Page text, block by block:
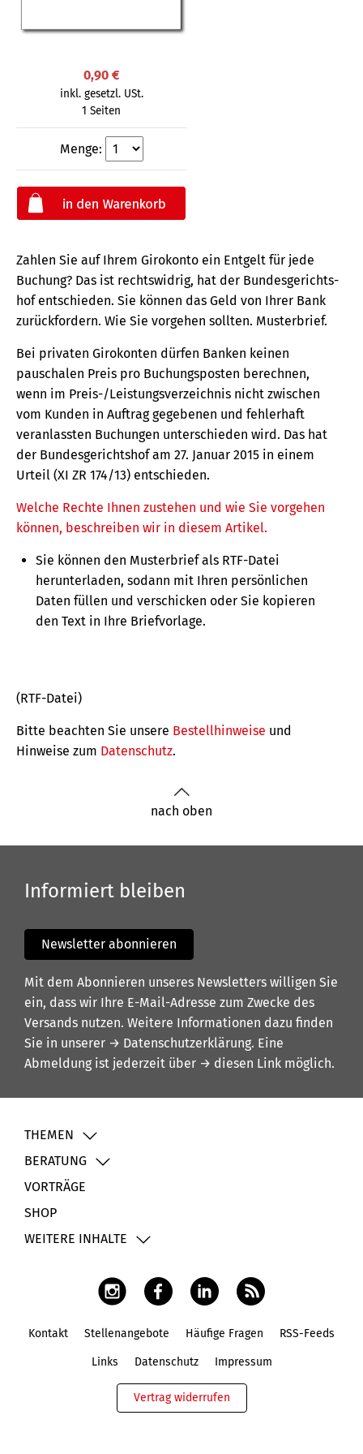
0,90 €
inkl. gesetzl. USt.
1 Seiten
Menge:
Zahlen Sie auf Ihrem Girokonto ein Entgelt für jede
Buchung? Das ist rechts­widrig, hat der Bundes­gerichts­
hof entschieden. Sie können das Geld von Ihrer Bank
zurück­fordern. Wie Sie vorgehen sollten. Musterbrief.
Bei privaten Girokonten dürfen Banken keinen
pauschalen Preis pro Buchungsposten berechnen,
wenn im Preis-/Leistungsverzeichnis nicht zwischen
vom Kunden in Auftrag gegebenen und fehlerhaft
veranlassten Buchungen unterschieden wird. Das hat
der Bundesgerichtshof am 27. Januar 2015 in einem
Urteil (XI ZR 174/13) entschieden.
Welche Rechte Ihnen zustehen und wie Sie vorgehen
können, beschreiben wir in diesem Artikel.
Sie können den Musterbrief als RTF-Datei
herunterladen, sodann mit Ihren persönlichen
Daten füllen und verschicken oder Sie kopieren
den Text in Ihre Briefvorlage.
(RTF-Datei)
Bitte beachten Sie unsere Bestellhinweise und
Hinweise zum Datenschutz.
nach oben
Informiert bleiben
Newsletter abonnieren
Mit dem Abonnieren unseres Newsletters willigen Sie
ein, dass wir Ihre E-Mail-Adresse zum Zwecke des
Versands nutzen. Weitere Informationen dazu finden
Sie in unserer → Datenschutzerklärung. Eine
Abmeldung ist jederzeit über → diesen Link möglich.
THEMEN
BERATUNG
VORTRÄGE
SHOP
WEITERE INHALTE
Kontakt Stellenangebote Häufige Fragen RSS-Feeds
Links Datenschutz Impressum
Vertrag widerrufen